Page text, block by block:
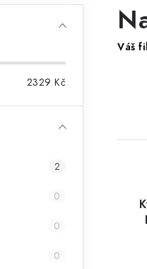
2329 Kč
2
0
0
0
Váš